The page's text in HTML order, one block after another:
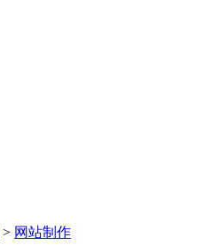
> 网站制作